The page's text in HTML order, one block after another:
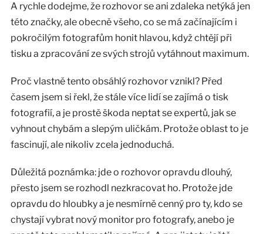
A rychle dodejme, že rozhovor se ani zdaleka netýká jen
této značky, ale obecně všeho, co se má začínajícím i
pokročilým fotografům honit hlavou, když chtějí při
tisku a zpracování ze svých strojů vytáhnout maximum.
Proč vlastně tento obsáhlý rozhovor vznikl? Před
časem jsem si řekl, že stále více lidí se zajímá o tisk
fotografií, a je prostě škoda neptat se expertů, jak se
vyhnout chybám a slepým uličkám. Protože oblast to je
fascinují, ale nikoliv zcela jednoduchá.
Důležitá poznámka: jde o rozhovor opravdu dlouhý,
přesto jsem se rozhodl nezkracovat ho. Protože jde
opravdu do hloubky a je nesmírně cenný pro ty, kdo se
chystají vybrat nový monitor pro fotografy, anebo je